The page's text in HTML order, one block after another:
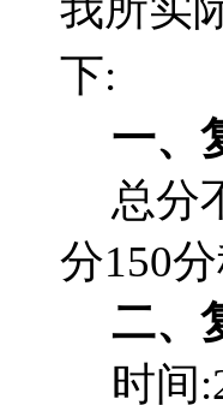
下:
一、
总分
分150
二、
时间